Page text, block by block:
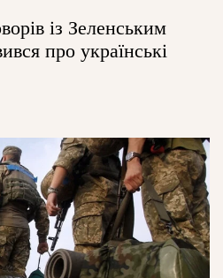
із Зеленським
про українські